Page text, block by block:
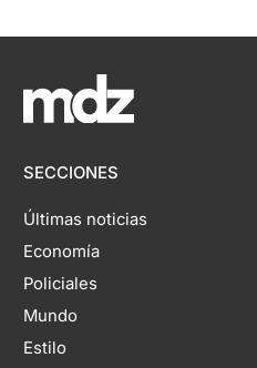
SECCIONES
Últimas noticias
Economía
Policiales
Mundo
Estilo